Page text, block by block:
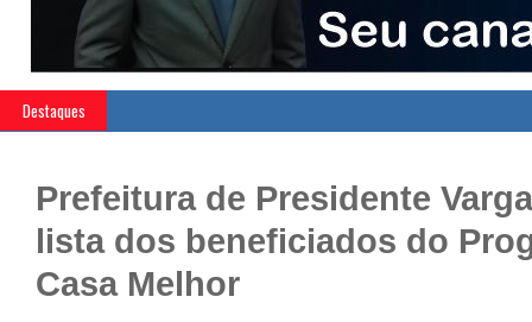
Destaques
Prefeitura de Presidente
lista dos beneficiados do
Casa Melhor